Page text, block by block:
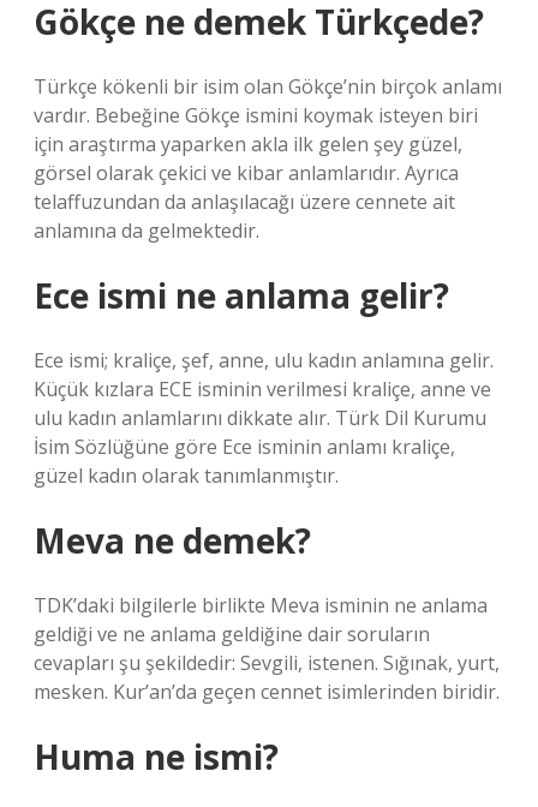
Gökçe ne demek Türkçede?
Türkçe kökenli bir isim olan Gökçe’nin birçok anlamı
vardır. Bebeğine Gökçe ismini koymak isteyen biri
için araştırma yaparken akla ilk gelen şey güzel,
görsel olarak çekici ve kibar anlamlarıdır. Ayrıca
telaffuzundan da anlaşılacağı üzere cennete ait
anlamına da gelmektedir.
Ece ismi ne anlama gelir?
Ece ismi; kraliçe, şef, anne, ulu kadın anlamına gelir.
Küçük kızlara ECE isminin verilmesi kraliçe, anne ve
ulu kadın anlamlarını dikkate alır. Türk Dil Kurumu
İsim Sözlüğüne göre Ece isminin anlamı kraliçe,
güzel kadın olarak tanımlanmıştır.
Meva ne demek?
TDK’daki bilgilerle birlikte Meva isminin ne anlama
geldiği ve ne anlama geldiğine dair soruların
cevapları şu şekildedir: Sevgili, istenen. Sığınak, yurt,
mesken. Kur’an’da geçen cennet isimlerinden biridir.
Huma ne ismi?